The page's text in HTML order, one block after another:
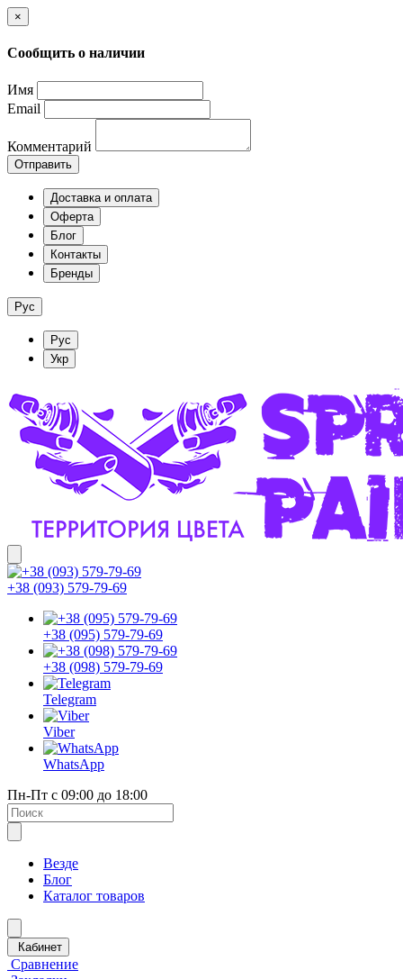
×
Сообщить о наличии
Имя
Email
Комментарий
Отправить
Доставка и оплата
Оферта
Блог
Контакты
Бренды
Рус
Рус
Укр
+38 (093) 579-79-69
+38 (095) 579-79-69
+38 (098) 579-79-69
Telegram
Viber
WhatsApp
Пн-Пт с 09:00 до 18:00
Везде
Блог
Каталог товаров
Кабинет
Сравнение